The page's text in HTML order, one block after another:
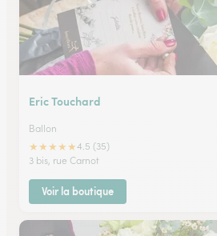
Eric Touchard
Ballon
★★★★★4.5 (35)
3 bis, rue Carnot
Voir la boutique